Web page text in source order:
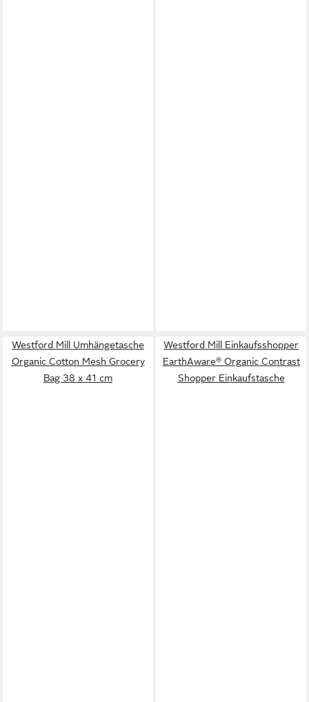
Westford Mill Umhängetasche
Organic Cotton Mesh Grocery
Bag 38 x 41 cm
Westford Mill Einkaufsshopper
EarthAware® Organic Contrast
Shopper Einkaufstasche